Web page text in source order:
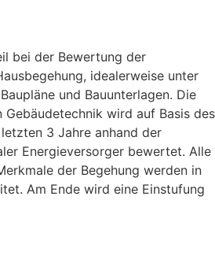
bei der Bewertung der
idealerweise unter
und Bauunterlagen. Die
wird auf Basis des
3 Jahre anhand der
Energieversorger bewertet. Alle
der Begehung werden in
Am Ende wird eine Einstufung